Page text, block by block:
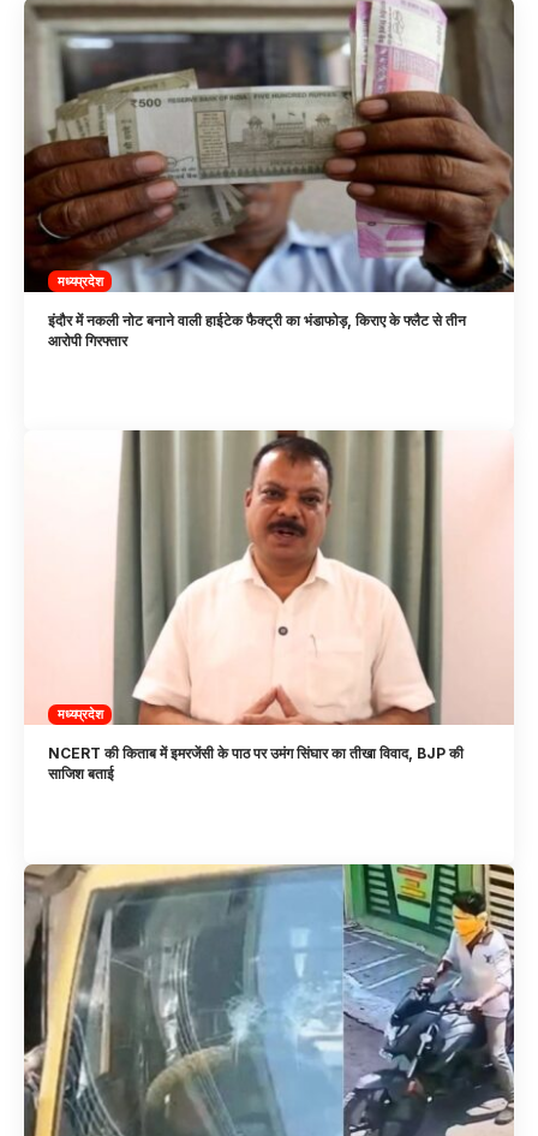
मध्यप्रदेश
इंदौर में नकली नोट बनाने वाली हाईटेक फैक्ट्री का भंडाफोड़, किराए के फ्लैट से तीन
आरोपी गिरफ्तार
मध्यप्रदेश
NCERT की किताब में इमरजेंसी के पाठ पर उमंग सिंघार का तीखा विवाद, BJP की
साजिश बताई